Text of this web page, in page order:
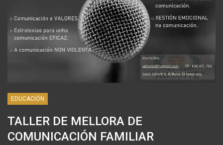
EDUCACIÓN
TALLER DE MELLORA DE
COMUNICACIÓN FAMILIAR